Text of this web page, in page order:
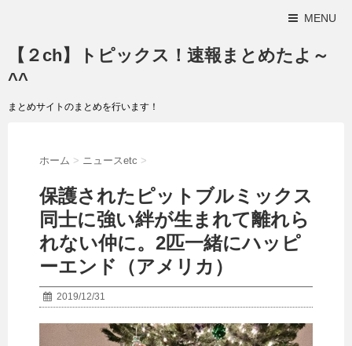
MENU
【２ch】トピックス！速報まとめたよ～
^^
まとめサイトのまとめを行います！
ホーム > ニュースetc >
保護されたピットブルミックス
同士に強い絆が生まれて離れら
れない仲に。2匹一緒にハッピ
ーエンド（アメリカ）
2019/12/31